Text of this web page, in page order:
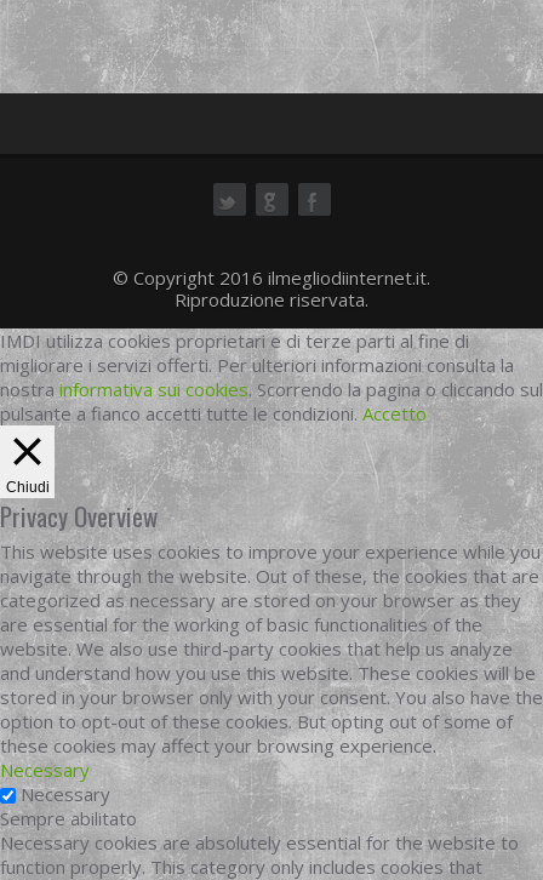
© Copyright 2016 ilmegliodiinternet.it.
Riproduzione riservata.
IMDI utilizza cookies proprietari e di terze parti al fine di
migliorare i servizi offerti. Per ulteriori informazioni consulta la
nostrainformativa sui cookies. Scorrendo la pagina o cliccando sul
pulsante a fianco accetti tutte le condizioni. Accetto
Chiudi
Privacy Overview
This website uses cookies to improve your experience while you
navigate through the website. Out of these, the cookies that are
categorized as necessary are stored on your browser as they
are essential for the working of basic functionalities of the
website. We also use third-party cookies that help us analyze
and understand how you use this website. These cookies will be
stored in your browser only with your consent. You also have the
option to opt-out of these cookies. But opting out of some of
these cookies may affect your browsing experience.
Necessary
Necessary
Sempre abilitato
Necessary cookies are absolutely essential for the website to
function properly. This category only includes cookies that